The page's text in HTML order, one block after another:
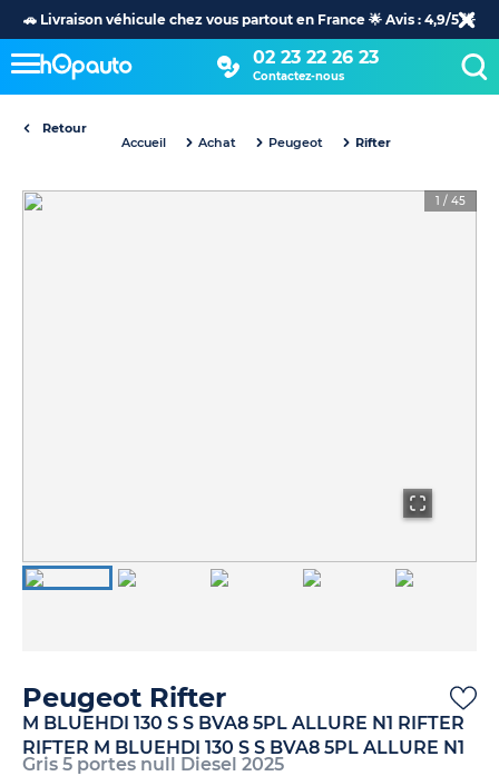
🚗 Livraison véhicule chez vous partout en France 🌟 Avis : 4,9/5 🌟
02 23 22 26 23
Contactez-nous
Retour
Accueil
Achat Peugeot Rifter
1 / 45
Peugeot Rifter
M BLUEHDI 130 S S BVA8 5PL ALLURE N1 RIFTER
RIFTER M BLUEHDI 130 S S BVA8 5PL ALLURE N1
Gris 5 portes null Diesel 2025